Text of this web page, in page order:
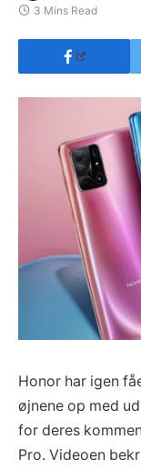
3 Mins Read
Honor har igen
øjnene op med
for deres
Pro. Videoen